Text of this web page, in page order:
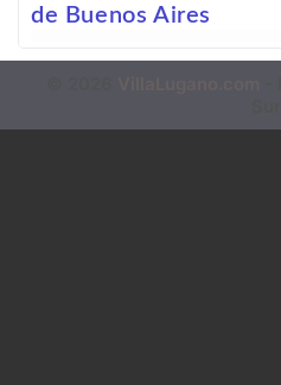
de Buenos Aires